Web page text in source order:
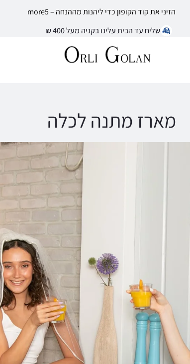
שליח עד הבית עלינו בקניה מעל 400 ₪
מארז מתנה לכלה
הזיני את קוד הקופון כדי ליהנות מההנחה – more5